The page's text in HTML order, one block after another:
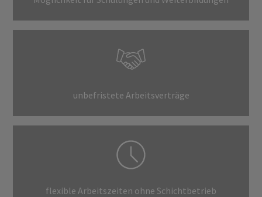
unbefristete Arbeitsverträge
flexible Arbeitszeiten ohne Schichtbetrieb